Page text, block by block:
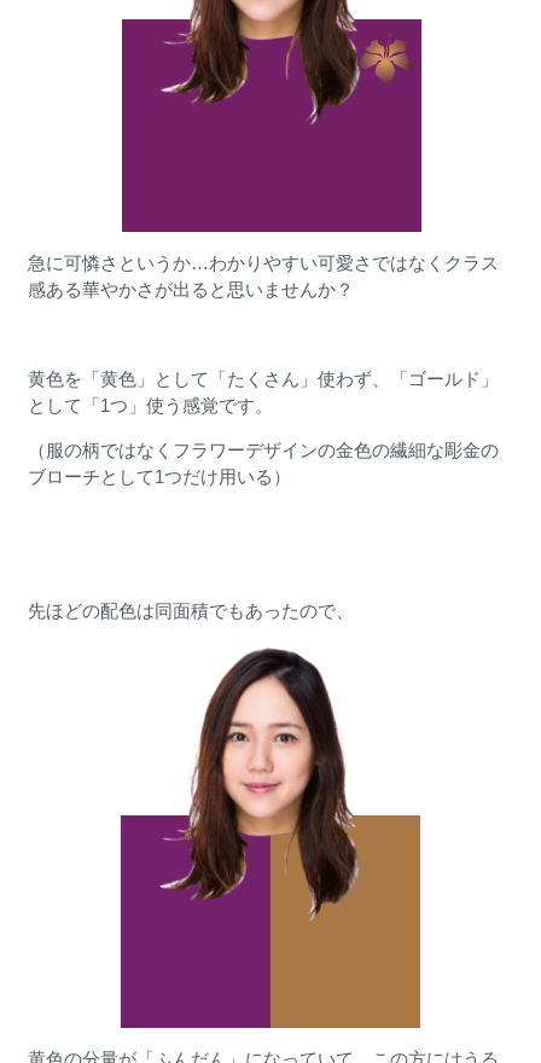
急に可憐さというか…わかりやすい可愛さではなくクラス
感ある華やかさが出ると思いませんか？
黄色を「黄色」として「たくさん」使わず、「ゴールド」
として「1つ」使う感覚です。
（服の柄ではなくフラワーデザインの金色の繊細な彫金の
ブローチとして1つだけ用いる）
先ほどの配色は同面積でもあったので、